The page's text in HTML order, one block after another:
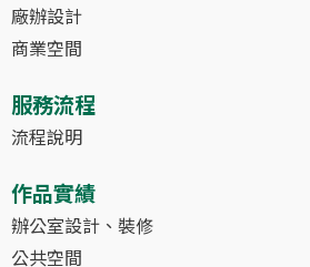
廠辦設計
商業空間
服務流程
流程說明
作品實績
辦公室設計、裝修
公共空間